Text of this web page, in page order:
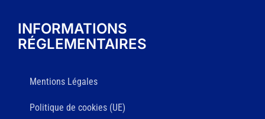
INFORMATIONS
RÉGLEMENTAIRES
Mentions Légales
Politique de cookies (UE)